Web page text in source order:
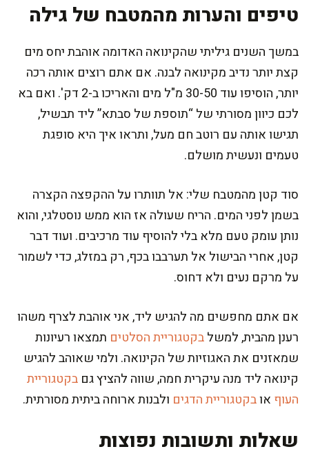
טיפים והערות מהמטבח של גילה
במשך השנים גיליתי שהקינואה האדומה אוהבת יחס מים
קצת יותר נדיב מקינואה לבנה. אם אתם רוצים אותה רכה
יותר, הוסיפו עוד 30-50 מ"ל מים והאריכו ב-2 דק'. ואם בא
לכם כיוון מסורתי של “תוספת של סבתא” ליד תבשיל,
תגישו אותה עם רוטב חם מעל, ותראו איך היא סופגת
טעמים ונעשית מושלם.
סוד קטן מהמטבח שלי: אל תוותרו על ההקפצה הקצרה
בשמן לפני המים. הריח שעולה אז הוא ממש נוסטלגי, והוא
נותן עומק טעם מלא בלי להוסיף עוד מרכיבים. ועוד דבר
קטן, אחרי הבישול אל תערבבו בכף, רק במזלג, כדי לשמור
על מרקם נעים ולא דחוס.
אם אתם מחפשים מה להגיש ליד, אני אוהבת לצרף משהו
רענן מהבית, למשלבקטגוריית הסלטים תמצאו רעיונות
שמאזנים את האגוזיות של הקינואה. ולמי שאוהב להגיש
קינואה ליד מנה עיקרית חמה, שווה להציץ גם בקטגוריית
העוף אובקטגוריית הדגים ולבנות ארוחה ביתית מסורתית.
שאלות ותשובות נפוצות